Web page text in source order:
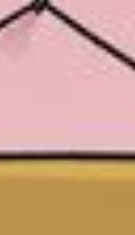
Artista De Pixar convierte películas no infantiles a dibujos de libro para niños